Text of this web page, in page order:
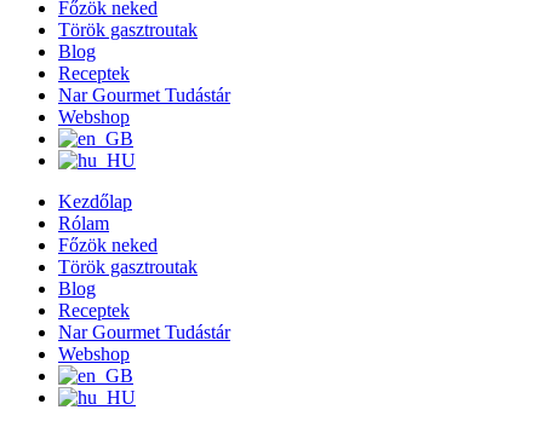
Főzök neked
Török gasztroutak
Blog
Receptek
Nar Gourmet Tudástár
Webshop
Kezdőlap
Rólam
Főzök neked
Török gasztroutak
Blog
Receptek
Nar Gourmet Tudástár
Webshop